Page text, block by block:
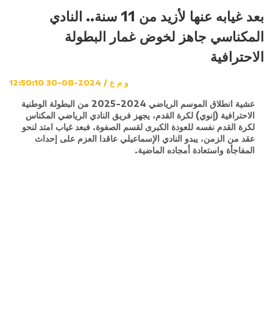
بعد غيابه عنها لأزيد من 11 سنة.. النادي
المكناسي جاهز لخوض غمار البطولة
الاحترافية
و م ع / 2024-08-30 12:50:10
عشية انطلاق الموسم الرياضي 2024-2025 من البطولة الوطنية
الاحترافية (إنوي) لكرة القدم، يجهز فريق النادي الرياضي المكناس
لكرة القدم نفسه للعودة الكبرى لقسم الصفوة. فبعد غياب امتد لنحو
عقد من الزمن، يبدو النادي الإسماعيلي عاقدا العزم على إحداث
المفاجأة واستعادة أمجاده الماضية.